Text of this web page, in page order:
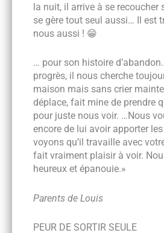
la nuit, il arrive à se recoucher
se gère tout seul aussi… Il est
nous aussi ! 😁
… pour son histoire
progrès, il nous cherche
maison mais sans crier
déplace, fait mine de prendre
pour juste nous voir. …Nous
encore de lui avoir apporter
voyons qu’il travaille avec
fait vraiment plaisir à voir.
heureux et épanouie.»
Parents de Louis
PEUR DE SORTIR SEULE